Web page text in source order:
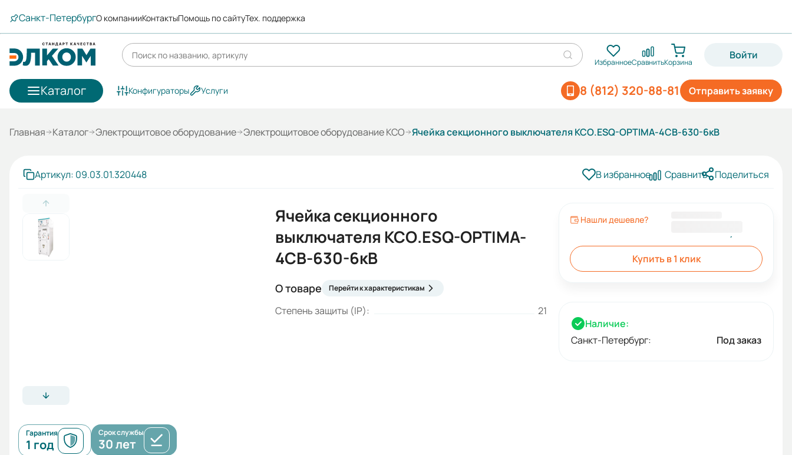
Санкт-ПетербургО компанииКонтактыПомощь по сайтуТех. поддержка
ИзбранноеСравнитьКорзина
Войти
Каталог Отправить заявку
8 (812) 320-88-81
Конфигураторы Услуги
Главная Каталог Электрощитовое оборудование Электрощитовое оборудование КСО Ячейка секционного выключателя КСО.ESQ-OPTIMA-4СВ-630-6кВ
Артикул: 09.03.01.320448 В избранное Сравнить Поделиться
Гарантия
1 год
Срок службы
30 лет
Ячейка секционного
выключателя КСО.ESQ-OPTIMA-
4СВ-630-6кВ
О товаре Перейти к характеристикам
Степень защиты (IP): 21
Нашли дешевле?
Купить в 1 клик
Наличие:
Санкт-Петербург:
Под заказ